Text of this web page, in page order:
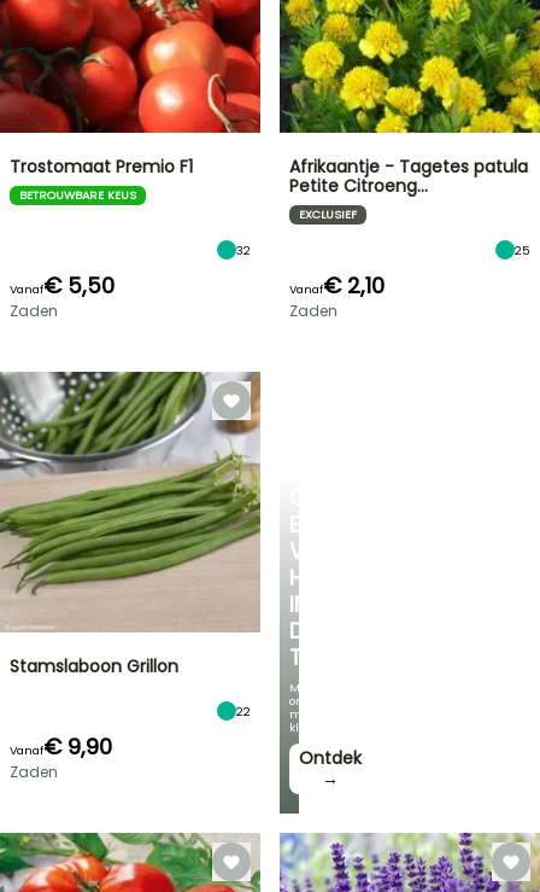
EEN
VERKOELEND
HOEKJE
IN
DE
TUIN
Met
onze
mooiste
klimplanten!
Ontdek
→
Trostomaat Premio F1
BETROUWBARE KEUS
32
Vanaf€ 5,50
Zaden
Afrikaantje - Tagetes patula
Petite Citroeng…
EXCLUSIEF
25
Vanaf€ 2,10
Zaden
Stamslaboon Grillon
22
Vanaf€ 9,90
Zaden